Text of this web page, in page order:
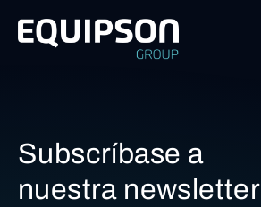
Subscríbase a
nuestra newsletter